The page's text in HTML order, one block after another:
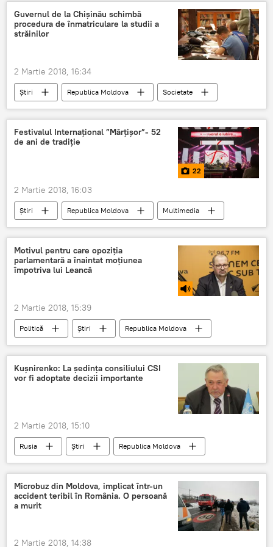
Mihai Poalelungi
Curtea Constitutionala
judecator
curtea constituţională
Guvernul de la Chișinău schimbă
procedura de înmatriculare la studii a
străinilor
2 Martie 2018, 16:34
Știri Republica Moldova
Societate
Ministerul Educației, Culturii și Cercetării
universitate
studii studenți străini
Festivalul Internațional ”Mărțișor”- 52
de ani de tradiție
22
2 Martie 2018, 16:03
Știri Republica Moldova
Multimedia
Foto
Cultură
Festival
Mărţişor
"Mărțișorul de iubire"
Valentina Naforniță
Motivul pentru care opoziția
parlamentară a înaintat moțiunea
împotriva lui Leancă
2 Martie 2018, 15:39
Politică Știri
Republica Moldova
Podcasturi
chisinau
Adrian Lebedinschi
Parlamentul Republicii Moldova
Kușnirenko: La ședința consiliului CSI
vor fi adoptate decizii importante
2 Martie 2018, 15:10
Rusia Știri
Republica Moldova
Economie
Rusia
Moscova
Consiliul economic al CSI
decizii
ședință
țări CSI
Microbuz din Moldova, implicat într-un
accident teribil în România. O persoană
a murit
2 Martie 2018, 14:38